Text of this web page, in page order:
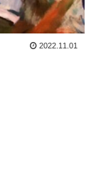
2022.11.01